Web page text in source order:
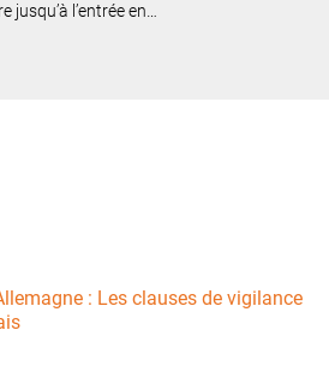
l’entrée en…
: Les clauses de vigilance